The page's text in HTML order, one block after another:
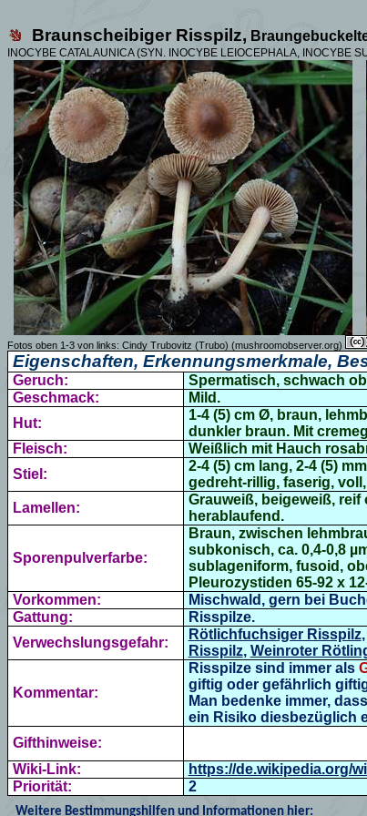
Braunscheibiger Risspilz,
INOCYBE CATALAUNICA (SYN. INOCYBE LEIOCEPHALA, INOCYBE
Fotos oben 1-3 von links: Cindy Trubovitz (Trubo) (mushroomobserver.org)
Eigenschaften, Erkennungsmerkmale,
Geruch:
Spermatisch, schwach
Geschmack:
Mild.
Hut:
1-4 (5) cm Ø, braun,
dunkler braun. Mit
Fleisch:
Weißlich mit Hauch
Stiel:
2-4 (5) cm lang, 2-4 (5)
gedreht-rillig, faserig,
Lamellen:
Grauweiß, beigeweiß,
herablaufend.
Sporenpulverfarbe:
Braun, zwischen
subkonisch, ca. 0,4-0,8
sublageniform, fusoid,
Pleurozystiden 65-92 x
Vorkommen:
Mischwald, gern bei
Gattung:
Risspilze.
Verwechslungsgefahr:
Rötlichfuchsiger Risspilz,
Risspilz, Weinroter
Kommentar:
Risspilze sind immer als
giftig oder gefährlich
Man bedenke immer,
ein Risiko diesbezüglich
Gifthinweise:
Wiki-Link:
https://de.wikipedia.org/
Priorität:
2
Weitere Bestimmungshilfen und Informationen hier: